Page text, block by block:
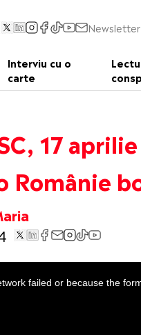
Newsletter
Interviu cu o
carte
17
failed or because the